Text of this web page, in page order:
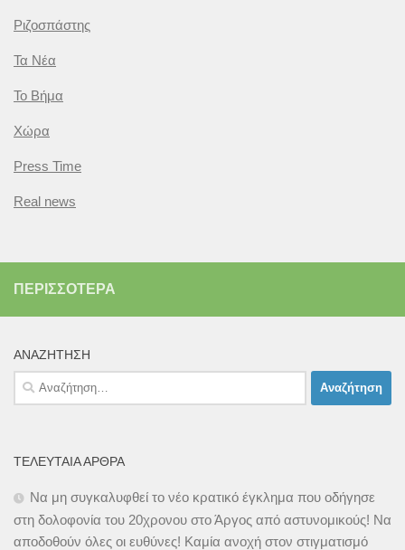
Ριζοσπάστης
Τα Νέα
Το Βήμα
Χώρα
Press Time
Real news
ΠΕΡΙΣΣΌΤΕΡΑ
ΑΝΑΖΉΤΗΣΗ
Αναζήτηση
για:
ΤΕΛΕΥΤΑΊΑ ΆΡΘΡΑ
Να μη συγκαλυφθεί το νέο κρατικό έγκλημα που οδήγησε
στη δολοφονία του 20χρονου στο Άργος από αστυνομικούς! Να
αποδοθούν όλες οι ευθύνες! Καμία ανοχή στον στιγματισμό